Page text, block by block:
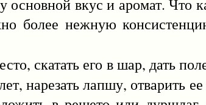
вкус и аромат. Что
более нежную
скатать его в шар, дать
нарезать лапшу, отварить